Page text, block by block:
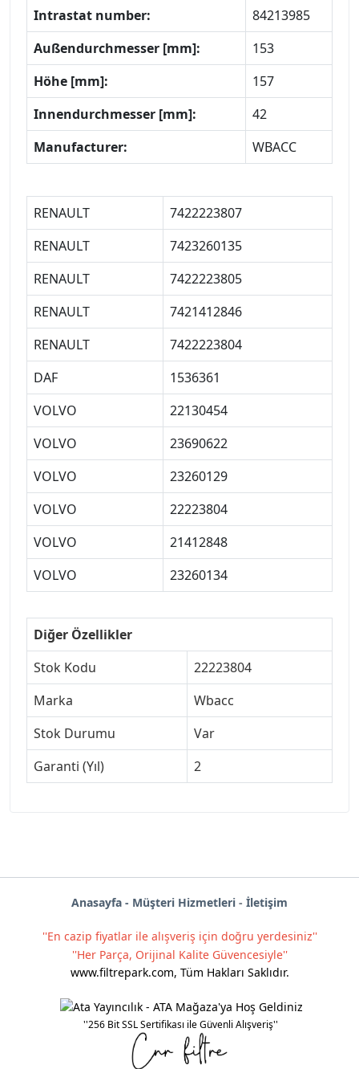
Intrastat number:
84213985
Außendurchmesser [mm]:
153
Höhe [mm]:
157
Innendurchmesser [mm]:
42
Manufacturer:
WBACC
RENAULT
7422223807
RENAULT
7423260135
RENAULT
7422223805
RENAULT
7421412846
RENAULT
7422223804
DAF
1536361
VOLVO
22130454
VOLVO
23690622
VOLVO
23260129
VOLVO
22223804
VOLVO
21412848
VOLVO
23260134
Diğer Özellikler
Stok Kodu
22223804
Marka
Wbacc
Stok Durumu
Var
Garanti (Yıl)
2
Anasayfa - Müşteri Hizmetleri - İletişim
''En cazip fiyatlar ile alışveriş için doğru yerdesiniz''
''Her Parça, Orijinal Kalite Güvencesiyle''
www.filtrepark.com, Tüm Hakları Saklıdır.
''256 Bit SSL Sertifikası ile Güvenli Alışveriş''